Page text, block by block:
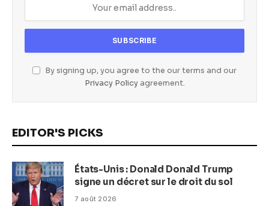
By signing up, you agree to the our terms and our
Privacy Policyagreement.
EDITOR'S PICKS
États-Unis : Donald Donald Trump
signe un décret sur le droit du sol
7 août 2026